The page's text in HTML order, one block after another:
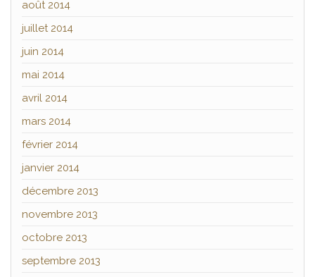
août 2014
juillet 2014
juin 2014
mai 2014
avril 2014
mars 2014
février 2014
janvier 2014
décembre 2013
novembre 2013
octobre 2013
septembre 2013